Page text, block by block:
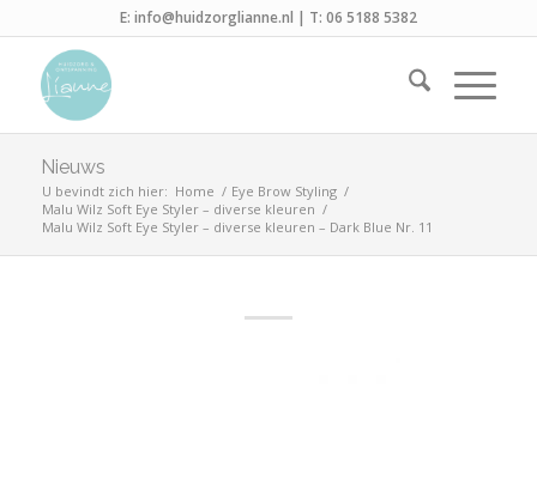
E: info@huidzorglianne.nl | T: 06 5188 5382
Nieuws
U bevindt zich hier: Home / Eye Brow Styling /
Malu Wilz Soft Eye Styler – diverse kleuren /
Malu Wilz Soft Eye Styler – diverse kleuren – Dark Blue Nr. 11